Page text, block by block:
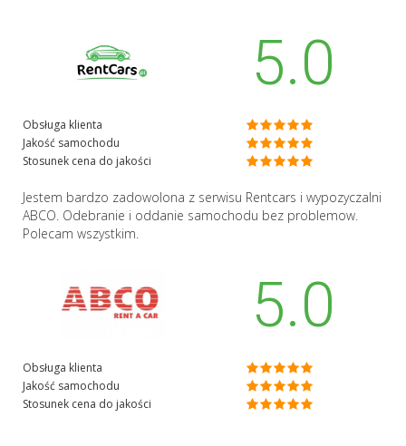
5.0
Obsługa klienta
Jakość samochodu
Stosunek cena do jakości
Jestem bardzo zadowolona z serwisu Rentcars i wypozyczalni
ABCO. Odebranie i oddanie samochodu bez problemow.
Polecam wszystkim.
5.0
Obsługa klienta
Jakość samochodu
Stosunek cena do jakości